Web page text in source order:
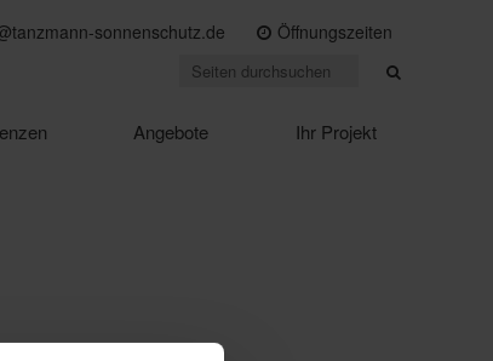
sonnenschutz.de Öffnungszeiten
Angebote Ihr Projekt